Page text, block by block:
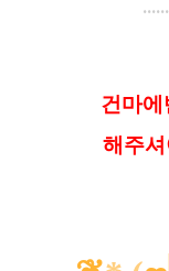
······
건마
해 주